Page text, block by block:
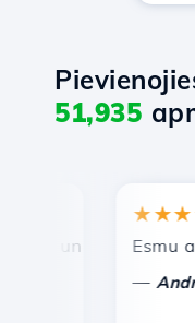
51,935
un efektīva
★★★★★
Esmu
Andrei